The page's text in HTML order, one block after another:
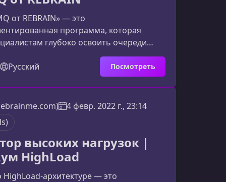
от REBRAIN» — это
программа, которая
глубоко освоить очереди
тонкости AMQP и научиться
надежные системы обмена данными.
структурировано, от базовых
сценариев эксплуатации
подойдёт курсОбучение
тех, кто работает с распределёнными
и сетевыми сервис
Русский Посмотреть
4 февр. 2022 г., 23:14
высоких нагрузок |
HighLoad
архитектуре — это